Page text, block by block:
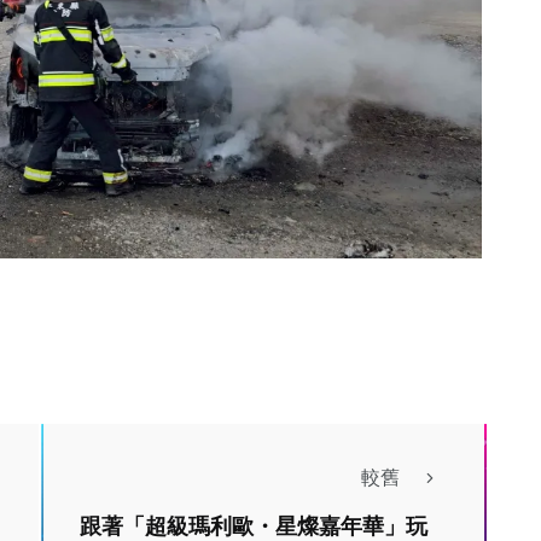
較舊
跟著「超級瑪利歐・星燦嘉年華」玩
綜合新聞